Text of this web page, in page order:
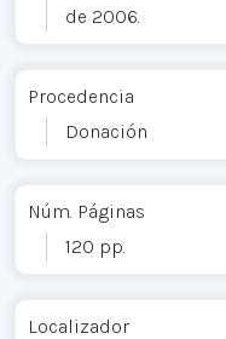
de 2006.
Procedencia
Donación
Núm. Páginas
120 pp.
Localizador